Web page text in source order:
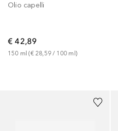
Olio capelli
€ 42,89
150 ml (€ 28,59 / 100 ml )